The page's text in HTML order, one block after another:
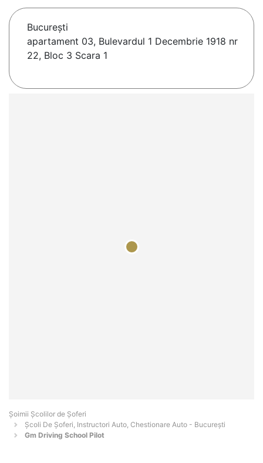
Bucureşti
apartament 03, Bulevardul 1 Decembrie 1918 nr
22, Bloc 3 Scara 1
Şoimii Școlilor de Șoferi
Școli De Șoferi, Instructori Auto, Chestionare Auto - Bucureşti
Gm Driving School Pilot